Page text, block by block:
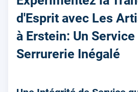
d'Esprit avec Les
à Erstein: Un Service
Serrurerie Inégalé